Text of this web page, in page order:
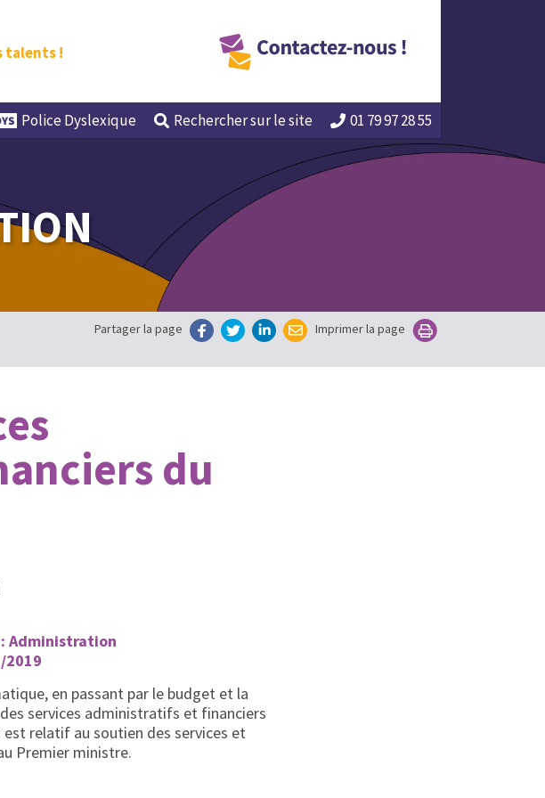
talents !
Police Dyslexique Recherchersur le site 01 79 97 28 55
Partager la page Imprimer la page
du
Administration
2019
en passant par le budget et la
services administratifs et financiers
est relatif au soutien des services et
Premier ministre.